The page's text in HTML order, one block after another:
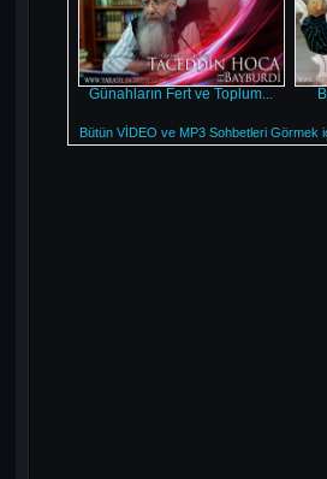
Günahların Fert ve Toplum...
Bütün VİDEO ve MP3 Sohbetleri Görmek